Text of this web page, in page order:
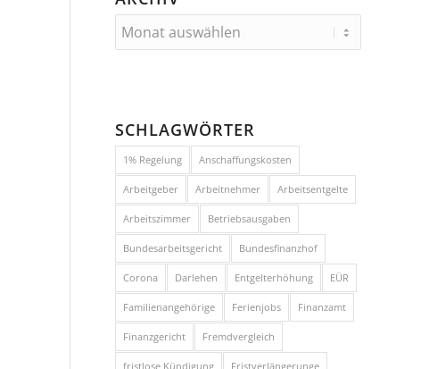
SCHLAGWÖRTER
1% Regelung Anschaffungskosten
Arbeitgeber Arbeitnehmer Arbeitsentgelte
Arbeitszimmer Betriebsausgaben
Bundesarbeitsgericht Bundesfinanzhof
Corona Darlehen Entgelterhöhung EÜR
Familienangehörige Ferienjobs Finanzamt
Finanzgericht Fremdvergleich
fristlose Kündigung Fristverlängerunge